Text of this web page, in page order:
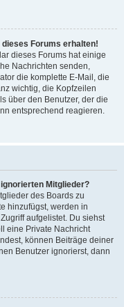
dieses Forums erhalten!
dieses Forums hat einige
Nachrichten senden,
die komplette E-Mail, die
wichtig, die Kopfzeilen
über den Benutzer, der die
entsprechend reagieren.
Mitglieder?
des Boards zu
hinzufügst, werden in
aufgelistet. Du siehst
eine Private Nachricht
können Beiträge deiner
Benutzer ignorierst, dann